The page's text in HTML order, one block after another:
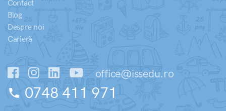
Contact
Blog
Despre noi
Carieră
office@issedu.ro
phone 0748 411 971